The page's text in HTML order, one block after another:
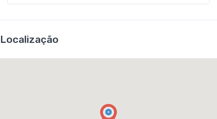
Localização